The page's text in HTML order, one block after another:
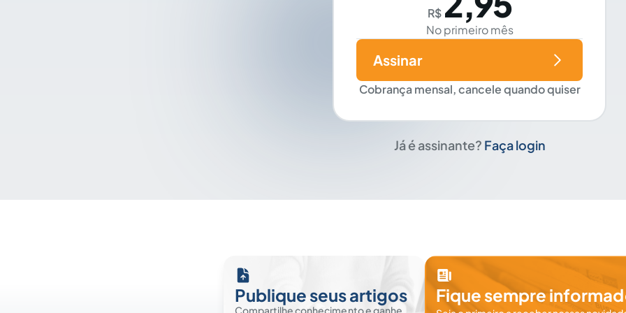
R$
No primeiro mês
Cobrança mensal, cancele quando quiser
Assinar
Já é assinante? Faça login
Publique seus artigos
Compartilhe conhecimento e ganhe
Fique sempre